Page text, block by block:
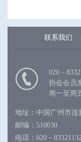
联系我们
020－
协会会员
周一至周
地址：中国广州市连
邮编：510030
电话：020－83321132